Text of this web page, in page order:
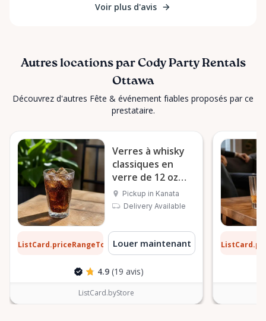
Voir plus d'avis
Autres locations par Cody Party Rentals
Ottawa
Découvrez d'autres Fête & événement fiables proposés par ce
prestataire.
Verres à whisky
classiques en
verre de 12 oz
(sélection par
douzaine)
Pickup in Kanata
Delivery Available
ListCard.priceRangeTo par jour
Louer maintenant
4.9 (19 avis)
ListCard.byStore
0,10 $